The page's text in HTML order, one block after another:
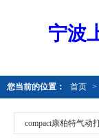
宁波
您当前的位置： 首页 >
compact康柏特气动